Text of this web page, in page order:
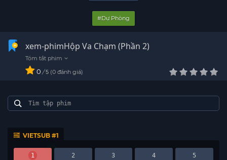
#Dự Phòng
xem-phimHộp Va Chạm (Phần 2)
0 / 5 0 đánh giá
VIETSUB #1
1 2 3 4 5